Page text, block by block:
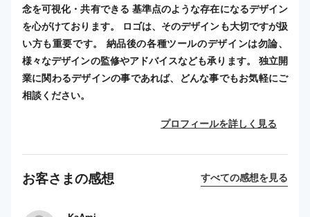
念を可視化・共有できる 基準点のような存在になるデザイン
を心がけております。 ロゴは、そのデザインも大切ですが扱
い方も重要です。 納品後の各種ツールのデザインは勿論、
様々なデザインの監修やアドバイスなども承ります。 独立開
業に関わるデザインの事であれば、どんな事でもお気軽にご
相談ください。
プロフィールを詳しく見る
お客さまの感想 すべての感想を見る